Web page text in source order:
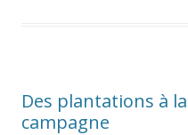
Des plantations à
campagne